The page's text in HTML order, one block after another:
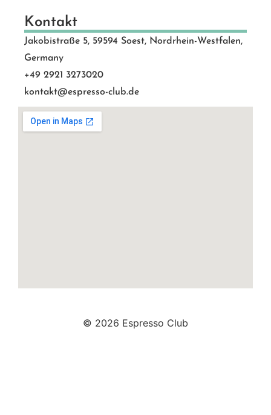
Kontakt
Jakobistraße 5, 59594 Soest, Nordrhein-Westfalen,
Germany
+49 2921 3273020
kontakt@espresso-club.de
© 2026 Espresso Club